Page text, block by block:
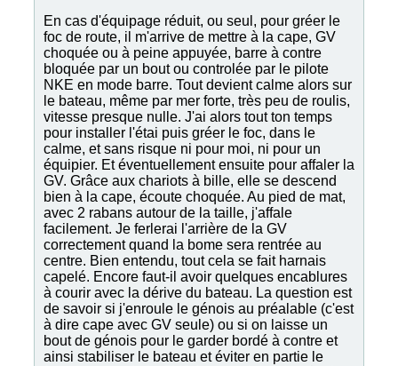
En cas d'équipage réduit, ou seul, pour gréer le
foc de route, il m'arrive de mettre à la cape, GV
choquée ou à peine appuyée, barre à contre
bloquée par un bout ou controlée par le pilote
NKE en mode barre. Tout devient calme alors sur
le bateau, même par mer forte, très peu de roulis,
vitesse presque nulle. J'ai alors tout ton temps
pour installer l'étai puis gréer le foc, dans le
calme, et sans risque ni pour moi, ni pour un
équipier. Et éventuellement ensuite pour affaler la
GV. Grâce aux chariots à bille, elle se descend
bien à la cape, écoute choquée. Au pied de mat,
avec 2 rabans autour de la taille, j'affale
facilement. Je ferlerai l'arrière de la GV
correctement quand la bome sera rentrée au
centre. Bien entendu, tout cela se fait harnais
capelé. Encore faut-il avoir quelques encablures
à courir avec la dérive du bateau. La question est
de savoir si j'enroule le génois au préalable (c'est
à dire cape avec GV seule) ou si on laisse un
bout de génois pour le garder bordé à contre et
ainsi stabiliser le bateau et éviter en partie le